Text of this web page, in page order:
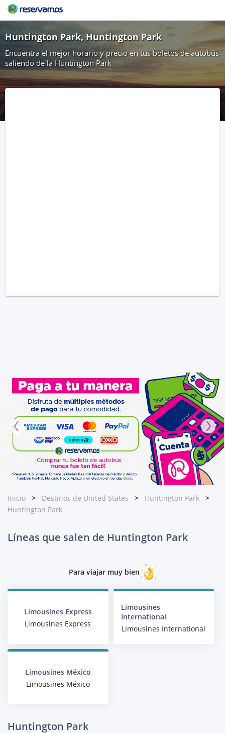
Huntington Park, Huntington Park
Encuentra el mejor horario y precio en tus boletos de autobús
saliendo de la Huntington Park
Inicio Destinos de United States
Huntington Park
Huntington Park
Líneas que salen de Huntington Park
Para viajar muy bien
Limousines Express
Limousines Express
Limousines
International
Limousines International
Limousines México
Limousines México
Huntington Park